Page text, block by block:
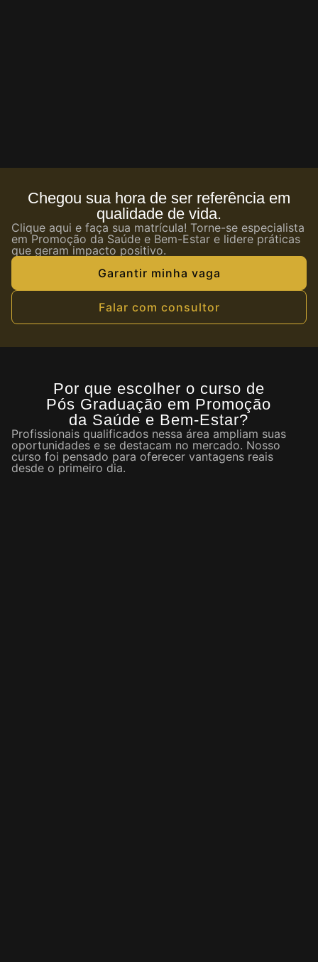
Chegou sua hora de ser referência em
qualidade de vida.
Clique aqui e faça sua matrícula! Torne-se especialista
em Promoção da Saúde e Bem-Estar e lidere práticas
que geram impacto positivo.
Garantir minha vaga
Falar com consultor
Por que escolher o curso de
Pós Graduação em Promoção
da Saúde e Bem-Estar?
Profissionais qualificados nessa área ampliam suas
oportunidades e se destacam no mercado. Nosso
curso foi pensado para oferecer vantagens reais
desde o primeiro dia.